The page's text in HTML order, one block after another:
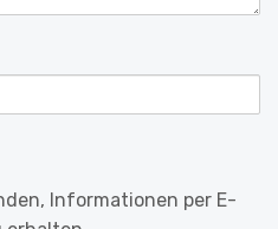
Informationen per E-